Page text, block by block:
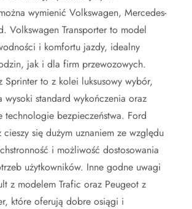
wymienić Volkswagen, Mercedes-
Volkswagen Transporter to model
i komfortu jazdy, idealny
jak i dla firm przewozowych.
Sprinter to z kolei luksusowy wybór,
wysoki standard wykończenia oraz
technologie bezpieczeństwa. Ford
cieszy się dużym uznaniem ze względu
i możliwość dostosowania
użytkowników. Inne godne uwagi
z modelem Trafic oraz Peugeot z
które oferują dobre osiągi i